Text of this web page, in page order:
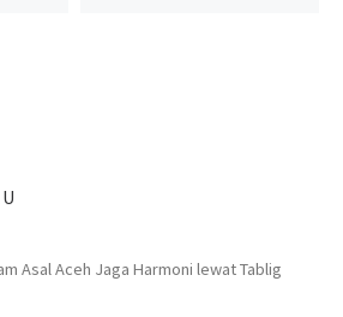
Asal Aceh Jaga Harmoni lewat Tablig